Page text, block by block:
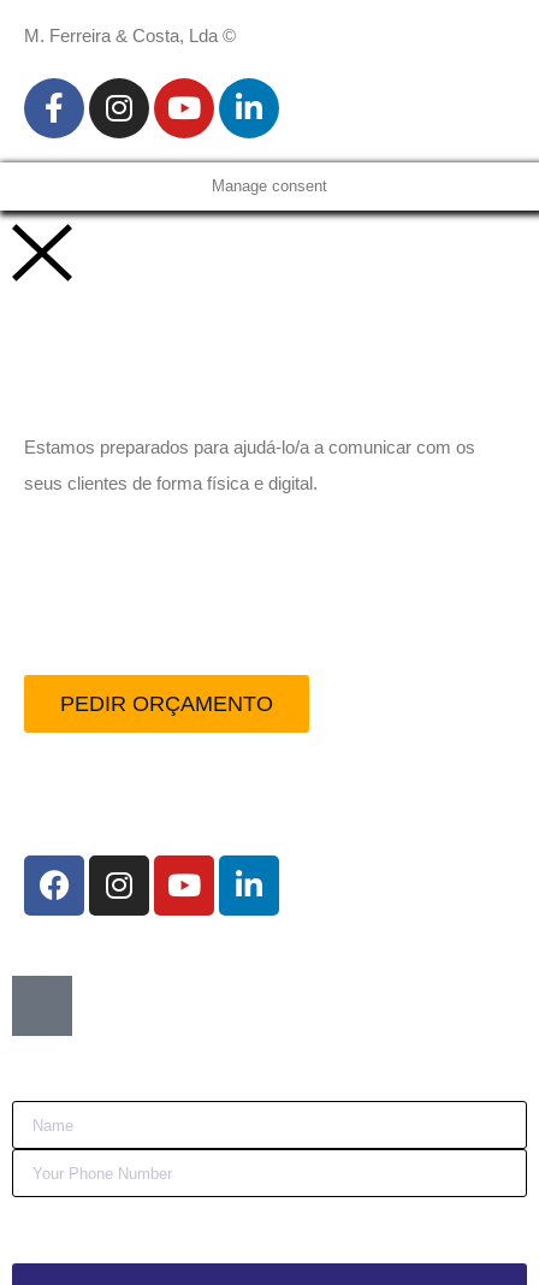
M. Ferreira & Costa, Lda ©
Manage consent
Estamos preparados para ajudá-lo/a a comunicar com os
seus clientes de forma física e digital.
PEDIR ORÇAMENTO
:)